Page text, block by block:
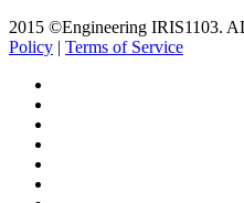
2015 ©Engineering IRIS1103.
Policy | Terms of Service